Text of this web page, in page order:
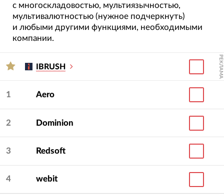
с многоскладовостью, мультиязычностью,
мультивалютностью (нужное подчеркнуть)
и любыми другими функциями, необходимыми
компании.
IBRUSH РЕКЛАМА
1 Aero
2 Dominion
3 Redsoft
4 webit